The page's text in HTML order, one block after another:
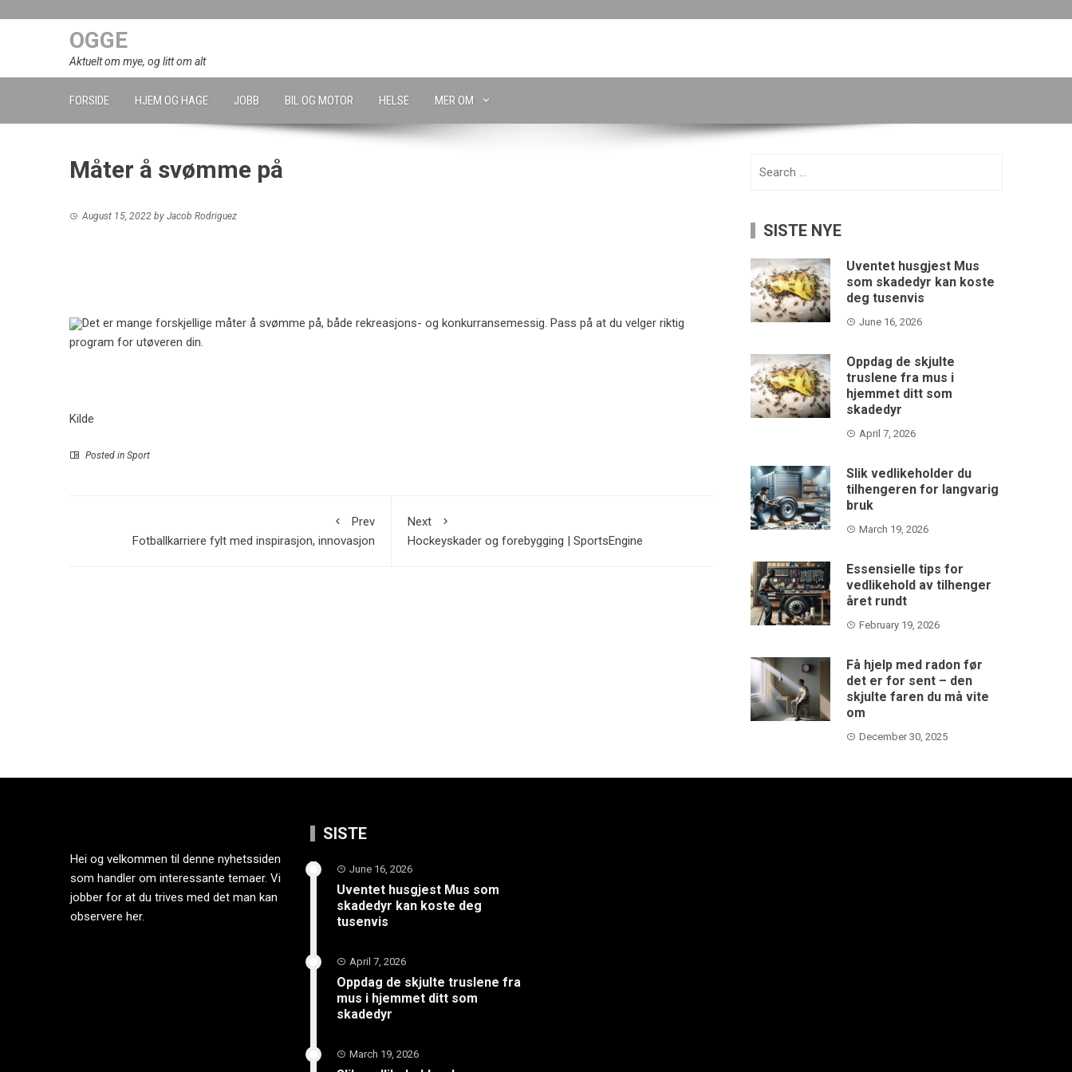
OGGE
Aktuelt om mye, og litt om alt
FORSIDE HJEM OG HAGE JOBB BIL OG MOTOR HELSE MER OM
Måter å svømme på
August 15, 2022 by Jacob Rodriguez
Det er mange forskjellige måter å svømme på, både rekreasjons- og konkurransemessig. Pass på at du velger riktig
program for utøveren din.
Kilde
Posted in Sport
Prev
Fotballkarriere fylt med inspirasjon, innovasjon
Next
Hockeyskader og forebygging | SportsEngine
SISTE NYE
Uventet husgjest Mus
som skadedyr kan koste
deg tusenvis
June 16, 2026
Oppdag de skjulte
truslene fra mus i
hjemmet ditt som
skadedyr
April 7, 2026
Slik vedlikeholder du
tilhengeren for langvarig
bruk
March 19, 2026
Essensielle tips for
vedlikehold av tilhenger
året rundt
February 19, 2026
Få hjelp med radon før
det er for sent – den
skjulte faren du må vite
om
December 30, 2025
Hei og velkommen til denne nyhetssiden
som handler om interessante temaer. Vi
jobber for at du trives med det man kan
observere her.
SISTE
June 16, 2026
Uventet husgjest Mus som
skadedyr kan koste deg
tusenvis
April 7, 2026
Oppdag de skjulte truslene fra
mus i hjemmet ditt som
skadedyr
March 19, 2026